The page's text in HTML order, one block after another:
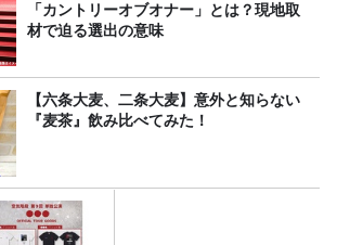
「カントリーオブオナー」とは？現地取
材で迫る選出の意味
【六条大麦、二条大麦】意外と知らない
『麦茶』飲み比べてみた！